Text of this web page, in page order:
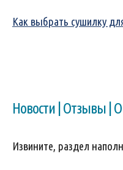
Как выбрать сушилку
Новости | Отзывы |
Извините, раздел